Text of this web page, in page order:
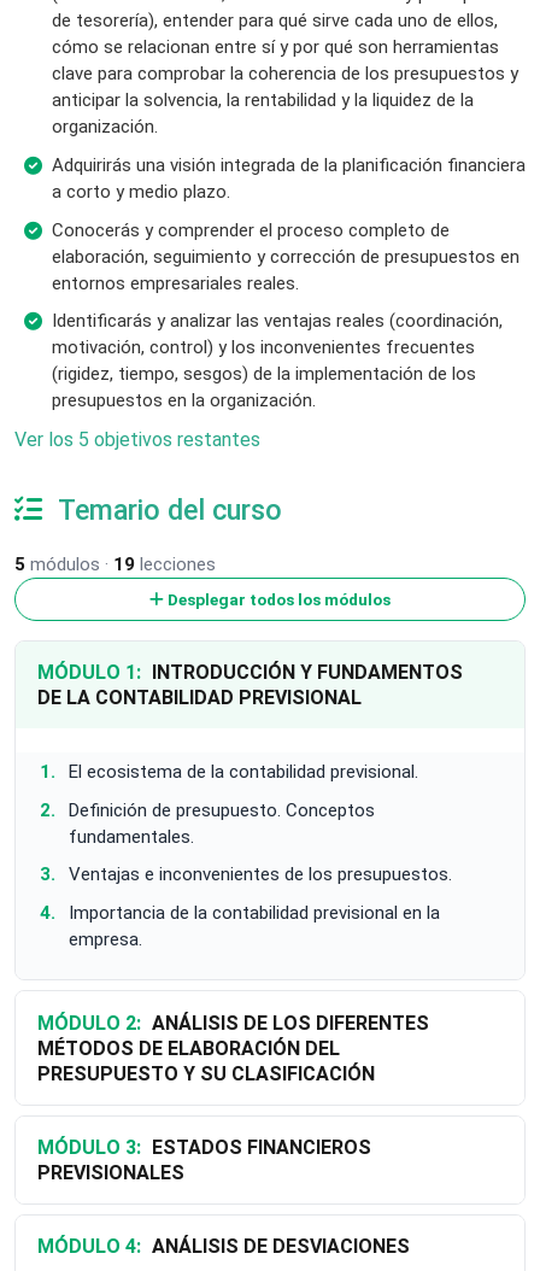
de tesorería), entender para qué sirve cada uno de ellos,
cómo se relacionan entre sí y por qué son herramientas
clave para comprobar la coherencia de los presupuestos y
anticipar la solvencia, la rentabilidad y la liquidez de la
organización.
Adquirirás una visión integrada de la planificación financiera
a corto y medio plazo.
Conocerás y comprender el proceso completo de
elaboración, seguimiento y corrección de presupuestos en
entornos empresariales reales.
Identificarás y analizar las ventajas reales (coordinación,
motivación, control) y los inconvenientes frecuentes
(rigidez, tiempo, sesgos) de la implementación de los
presupuestos en la organización.
Ver los 5 objetivos restantes
Temario del curso
5 módulos · 19 lecciones
Desplegar todos los módulos
MÓDULO 1:
DE LA CONTABILIDAD PREVISIONAL
El ecosistema de la contabilidad previsional.
Definición de presupuesto. Conceptos
fundamentales.
Ventajas e inconvenientes de los presupuestos.
Importancia de la contabilidad previsional en la
empresa.
MÓDULO 2: ANÁLISIS DE LOS DIFERENTES
MÉTODOS DE ELABORACIÓN DEL
PRESUPUESTO Y SU CLASIFICACIÓN
MÓDULO 3:
PREVISIONALES
MÓDULO 4: ANÁLISIS DE DESVIACIONES